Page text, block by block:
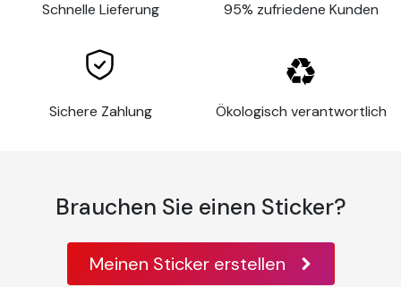
Widerstand
Innen und Außen
Anwendungsfläche
Ebene Oberfläche
lackiertes Holz,
Acryl,
Temperatur der
Anwendung
Temperaturbeständigkeit-40°C bis +90°C
Schnelle Lieferung 95% zufriedene Kunden
Sichere Zahlung Ökologisch verantwortlich
Brauchen Sie einen Sticker?
Meinen Sticker erstellen